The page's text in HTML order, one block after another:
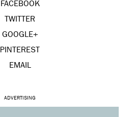
FACEBOOK
TWITTER
GOOGLE+
PINTEREST
EMAIL
ADVERTISING